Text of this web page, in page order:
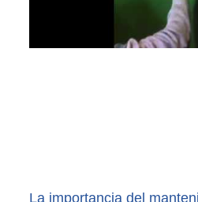
La importancia del